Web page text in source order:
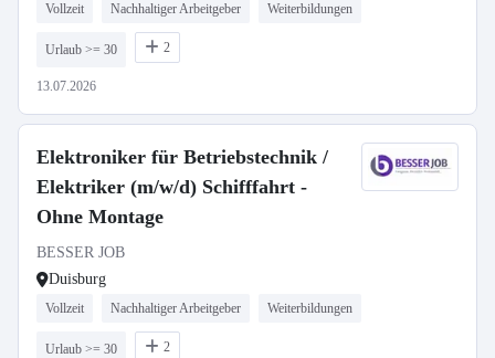
Vollzeit Nachhaltiger Arbeitgeber Weiterbildungen
Urlaub >= 30 2
13.07.2026
Elektroniker für Betriebstechnik /
Elektriker (m/w/d) Schifffahrt -
Ohne Montage
BESSER JOB
Duisburg
Vollzeit Nachhaltiger Arbeitgeber Weiterbildungen
Urlaub >= 30 2